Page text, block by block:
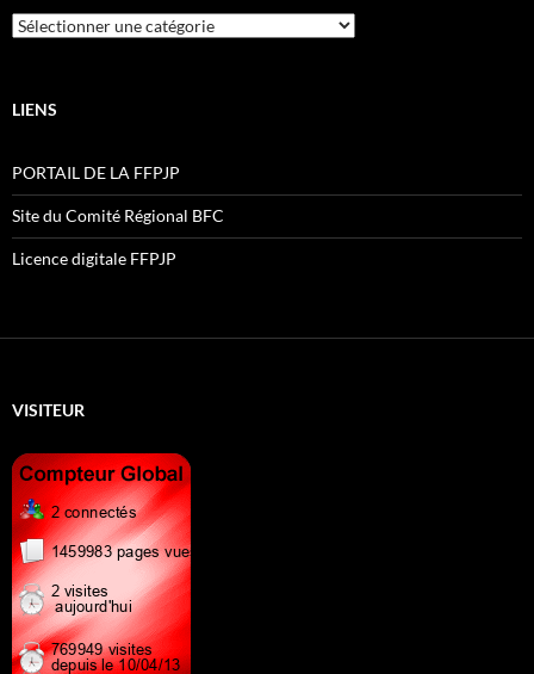
Catégories
LIENS
PORTAIL DE LA FFPJP
Site du Comité Régional BFC
Licence digitale FFPJP
VISITEUR